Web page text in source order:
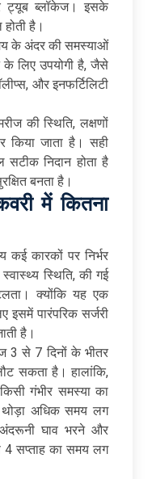
ट्यूब ब्लॉकेज। इसके
है।
के अंदर की समस्याओं
लिए उपयोगी है, जैसे
और इनफर्टिलिटी
की स्थिति, लक्षणों
जाता है। सही
निदान होता है
बनता है।
में कितना
कई कारकों पर निर्भर
स्थिति, की गई
क्योंकि यह एक
इसमें पारंपरिक सर्जरी
है।
3 से 7 दिनों के भीतर
सकता है। हालांकि,
गंभीर समस्या का
थोड़ा अधिक समय लग
घाव भरने और
4 सप्ताह का समय लग